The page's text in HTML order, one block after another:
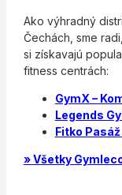
Ako výhradný
Čechách, sme
si získavajú
fitness centrách:
GymX –
Legends
Fitko
» Všetky